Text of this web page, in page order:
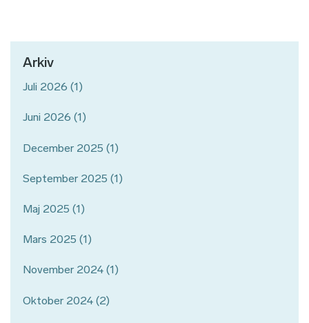
Arkiv
Juli 2026 (1)
Juni 2026 (1)
December 2025 (1)
September 2025 (1)
Maj 2025 (1)
Mars 2025 (1)
November 2024 (1)
Oktober 2024 (2)